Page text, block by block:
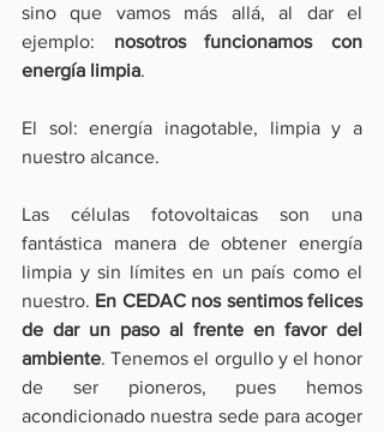
sino que vamos más allá, al dar el
ejemplo: nosotros funcionamos con
energía limpia.
El sol: energía inagotable, limpia y a
nuestro alcance.
Las células fotovoltaicas son una
fantástica manera de obtener energía
limpia y sin límites en un país como el
nuestro. En CEDAC nos sentimos felices
de dar un paso al frente en favor del
ambiente. Tenemos el orgullo y el honor
de ser pioneros, pues hemos